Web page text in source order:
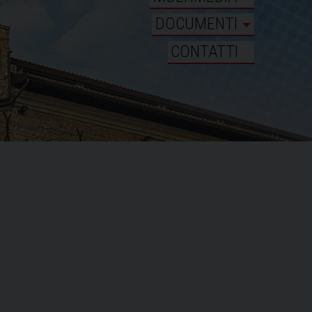
DOCUMENTI
CONTATTI